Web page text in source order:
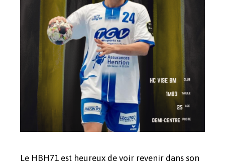
Le HBH71 est heureux de voir revenir dans son